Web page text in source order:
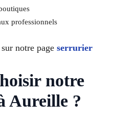
professionnels
notre page serrurier
notre
Aureille ?